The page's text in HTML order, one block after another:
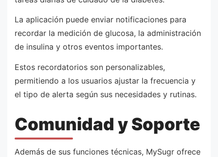
La aplicación puede enviar notificaciones para
recordar la medición de glucosa, la administración
de insulina y otros eventos importantes.
Estos recordatorios son personalizables,
permitiendo a los usuarios ajustar la frecuencia y
el tipo de alerta según sus necesidades y rutinas.
Comunidad y Soporte
Además de sus funciones técnicas, MySugr ofrece